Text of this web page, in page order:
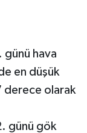
günü hava
en düşük
derece olarak
günü gök